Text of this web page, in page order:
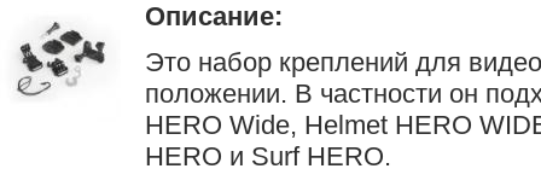
Описание:
Это набор креплений для
положении. В частности он
HERO Wide, Helmet HERO
HERO и Surf HERO.